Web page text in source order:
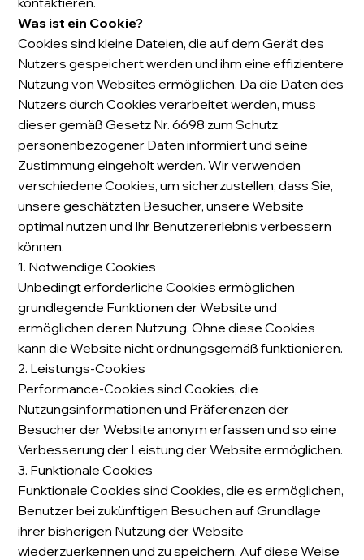
Was ist ein Cookie?
Cookies sind kleine Dateien, die auf dem Gerät des
Nutzers gespeichert werden und ihm eine effizientere
Nutzung von Websites ermöglichen. Da die Daten des
Nutzers durch Cookies verarbeitet werden, muss
dieser gemäß Gesetz Nr. 6698 zum Schutz
personenbezogener Daten informiert und seine
Zustimmung eingeholt werden. Wir verwenden
verschiedene Cookies, um sicherzustellen, dass Sie,
unsere geschätzten Besucher, unsere Website
optimal nutzen und Ihr Benutzererlebnis verbessern
können.
1. Notwendige Cookies
Unbedingt erforderliche Cookies ermöglichen
grundlegende Funktionen der Website und
ermöglichen deren Nutzung. Ohne diese Cookies
kann die Website nicht ordnungsgemäß funktionieren.
2. Leistungs-Cookies
Performance-Cookies sind Cookies, die
Nutzungsinformationen und Präferenzen der
Besucher der Website anonym erfassen und so eine
Verbesserung der Leistung der Website ermöglichen.
3. Funktionale Cookies
Funktionale Cookies sind Cookies, die es ermöglichen,
Benutzer bei zukünftigen Besuchen auf Grundlage
ihrer bisherigen Nutzung der Website
wiederzuerkennen und zu speichern. Auf diese Weise